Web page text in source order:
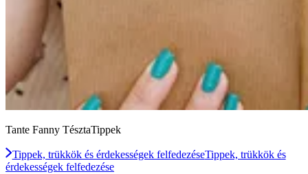
Tante Fanny TésztaTippek
Tippek, trükkök és érdekességek felfedezéseTippek, trükkök és
érdekességek felfedezése